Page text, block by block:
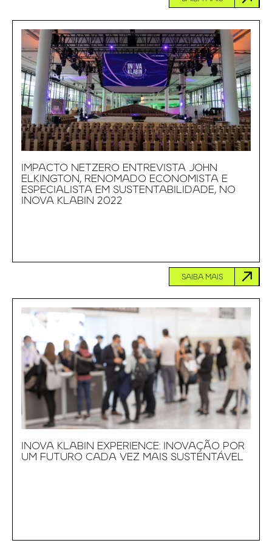
IMPACTO NETZERO ENTREVISTA JOHN
ELKINGTON, RENOMADO ECONOMISTA E
ESPECIALISTA EM SUSTENTABILIDADE, NO
INOVA KLABIN 2022
SAIBA MAIS
INOVA KLABIN EXPERIENCE: INOVAÇÃO POR
UM FUTURO CADA VEZ MAIS SUSTENTÁVEL